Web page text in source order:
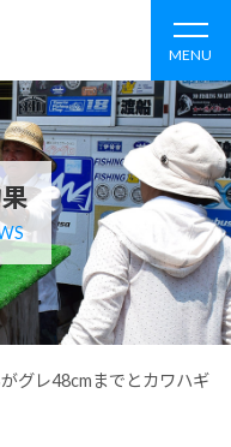
MENU
グレ48cmまでとカワハギ